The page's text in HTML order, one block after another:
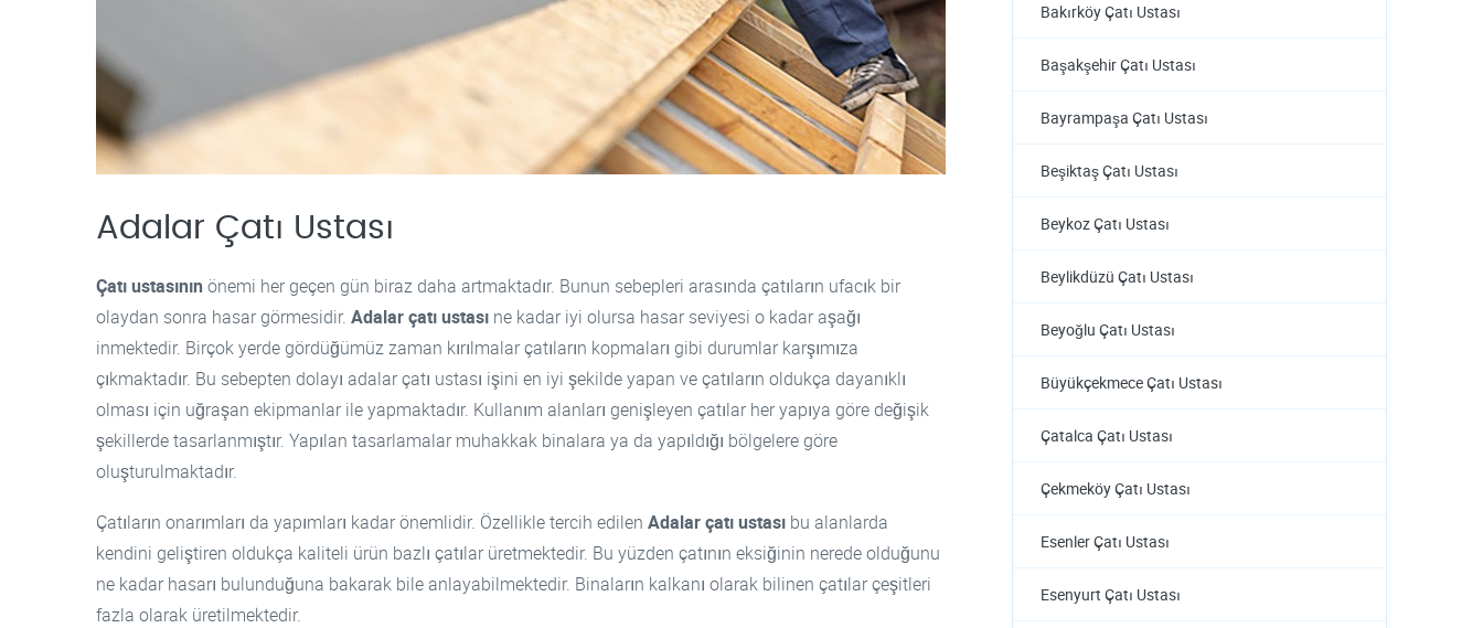
Adalar Çatı Ustası
Çatı ustasının önemi her geçen gün biraz daha artmaktadır. Bunun sebepleri arasında çatıların ufacık bir
olaydan sonra hasar görmesidir. Adalar çatı ustası ne kadar iyi olursa hasar seviyesi o kadar aşağı
inmektedir. Birçok yerde gördüğümüz zaman kırılmalar çatıların kopmaları gibi durumlar karşımıza
çıkmaktadır. Bu sebepten dolayı adalar çatı ustası işini en iyi şekilde yapan ve çatıların oldukça dayanıklı
olması için uğraşan ekipmanlar ile yapmaktadır. Kullanım alanları genişleyen çatılar her yapıya göre değişik
şekillerde tasarlanmıştır. Yapılan tasarlamalar muhakkak binalara ya da yapıldığı bölgelere göre
oluşturulmaktadır.
Çatıların onarımları da yapımları kadar önemlidir. Özellikle tercih edilen Adalar çatı ustası bu alanlarda
kendini geliştiren oldukça kaliteli ürün bazlı çatılar üretmektedir. Bu yüzden çatının eksiğinin nerede olduğunu
ne kadar hasarı bulunduğuna bakarak bile anlayabilmektedir. Binaların kalkanı olarak bilinen çatılar çeşitleri
fazla olarak üretilmektedir.
Bakırköy Çatı Ustası
Başakşehir Çatı Ustası
Bayrampaşa Çatı Ustası
Beşiktaş Çatı Ustası
Beykoz Çatı Ustası
Beylikdüzü Çatı Ustası
Beyoğlu Çatı Ustası
Büyükçekmece Çatı Ustası
Çatalca Çatı Ustası
Çekmeköy Çatı Ustası
Esenler Çatı Ustası
Esenyurt Çatı Ustası